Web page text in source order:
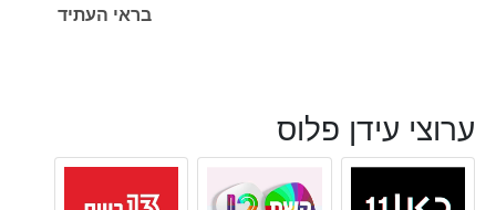
בראי העתיד
ערוצי עידן פלוס